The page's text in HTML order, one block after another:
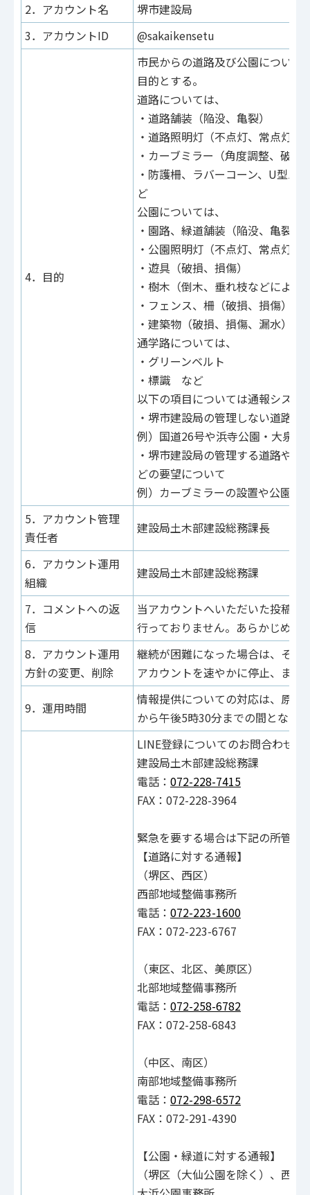
2．アカウント名
堺市建設局
3．アカウントID
@sakaikensetu
4．目的
市民からの道路及び公園について
目的とする。
道路については、
・道路舗装（陥没、亀裂）
・道路照明灯（不点灯、常点灯）
・カーブミラー（角度調整、破損
・防護柵、ラバーコーン、U型
ど
公園については、
・園路、緑道舗装（陥没、亀裂）
・公園照明灯（不点灯、常点灯）
・遊具（破損、損傷）
・樹木（倒木、垂れ枝などによ
・フェンス、柵（破損、損傷）
・建築物（破損、損傷、漏水）
通学路については、
・グリーンベルト
・標識 など
以下の項目については通報システ
・堺市建設局の管理しない道路
例）国道26号や浜寺公園・大泉緑
・堺市建設局の管理する道路や
どの要望について
例）カーブミラーの設置や公園遊
5．アカウント管理
責任者
建設局土木部建設総務課長
6．アカウント運用
組織
建設局土木部建設総務課
7．コメントへの返
信
当アカウントへいただいた投稿等
行っておりません。あらかじめご
8．アカウント運用
方針の変更、削除
継続が困難になった場合は、その
アカウントを速やかに停止、また
9．運用時間
情報提供についての対応は、原則
から午後5時30分までの間となり
LINE登録についてのお問合わせ先
建設局土木部建設総務課
電話： 072-228-7415
FAX：072-228-3964
緊急を要する場合は下記の所管課
【道路に対する通報】
（堺区、西区）
西部地域整備事務所
電話： 072-223-1600
FAX：072-223-6767
（東区、北区、美原区）
北部地域整備事務所
電話： 072-258-6782
FAX：072-258-6843
（中区、南区）
南部地域整備事務所
電話： 072-298-6572
FAX：072-291-4390
【公園・緑道に対する通報】
（堺区（大仙公園を除く）、西区